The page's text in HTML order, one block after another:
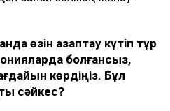
өзін азаптау күтіп тұр
болғансыз,
көрдіңіз. Бұл
сәйкес?